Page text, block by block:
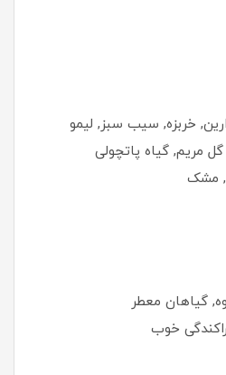
خربزه, سیب سبز, لیمو
مریم, گیاه پاتچولی
مشک
گیاهان معطر
خوب